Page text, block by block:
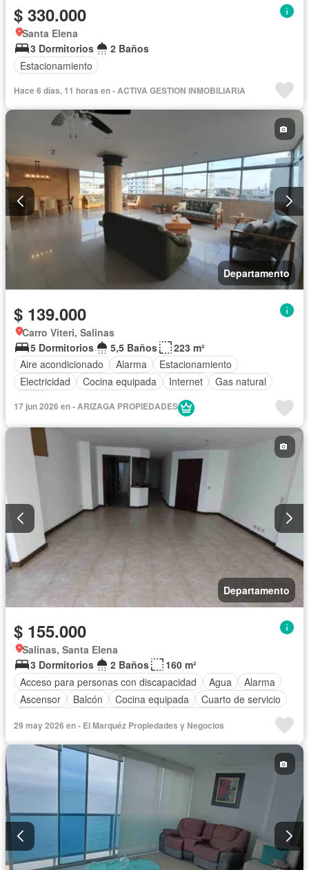
$ 330.000
Santa Elena
3 Dormitorios
2 Baños
Estacionamiento
Hace 6 días, 11 horas en - ACTIVA GESTION INMOBILIARIA
Departamento
$ 139.000
Carro Viteri, Salinas
5 Dormitorios
5,5 Baños
223 m²
Aire acondicionado
Alarma
Estacionamiento
Electricidad
Cocina equipada Internet
Gas natural
17 jun 2026 en - ARIZAGA PROPIEDADES
Departamento
$ 155.000
Salinas, Santa Elena
3 Dormitorios
2 Baños
160 m²
Acceso para personas con discapacidad
Agua
Alarma
Ascensor
Balcón Cocina equipada
Cuarto de servicio
Jacuzzi
Patio Piscina Conserje Seguridad
Terraza
Vista panorámica
Sin amoblar
29 may 2026 en - El Marquéz Propiedades y Negocios